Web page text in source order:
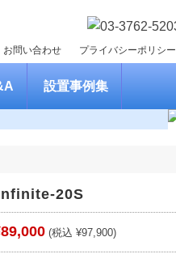
お問い合わせ プライバシーポリシー
設置事例集
20S
(税込 ¥97,900)